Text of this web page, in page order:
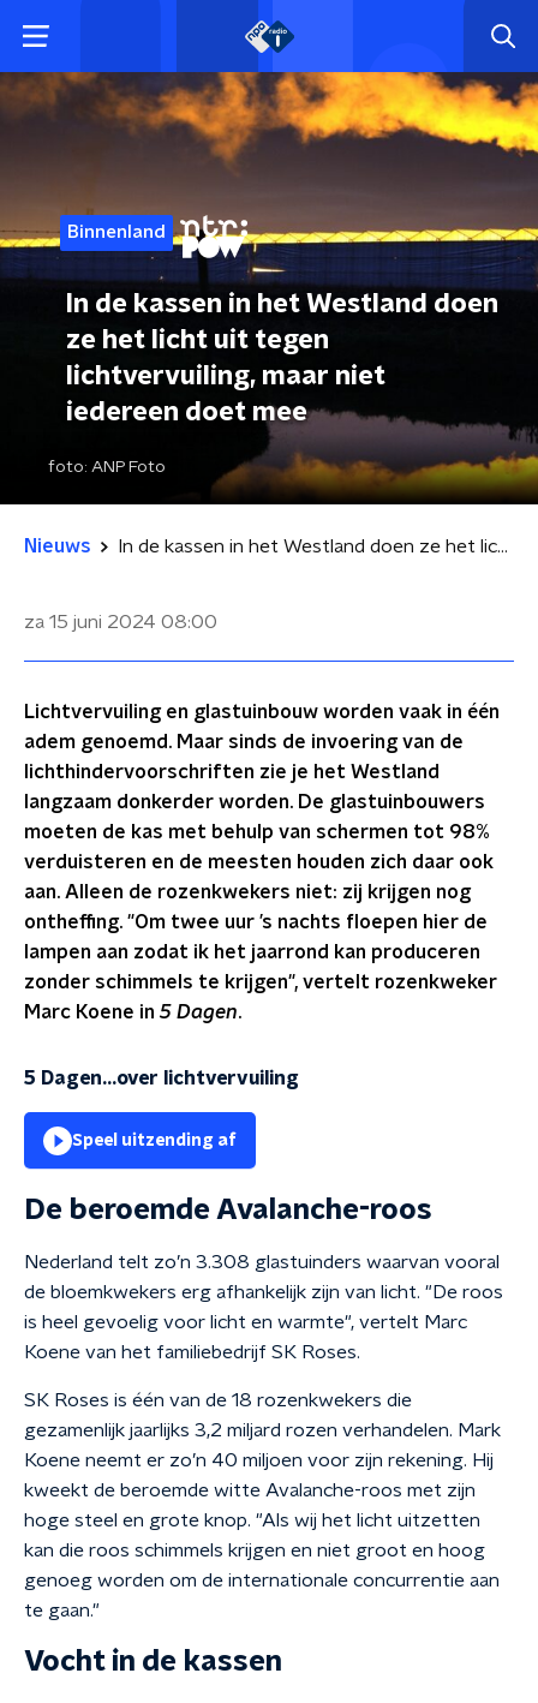
Binnenland
In de kassen in het Westland doen
ze het licht uit tegen
lichtvervuiling, maar niet
iedereen doet mee
foto: ANP Foto
Nieuws In de kassen in het Westland doen ze het licht uit tegen lichtvervuiling, maar niet iedereen doet mee
za 15 juni 2024 08:00
Lichtvervuiling en glastuinbouw worden vaak in één
adem genoemd. Maar sinds de invoering van de
lichthindervoorschriften zie je het Westland
langzaam donkerder worden. De glastuinbouwers
moeten de kas met behulp van schermen tot 98%
verduisteren en de meesten houden zich daar ook
aan. Alleen de rozenkwekers niet: zij krijgen nog
ontheffing. "Om twee uur ’s nachts floepen hier de
lampen aan zodat ik het jaarrond kan produceren
zonder schimmels te krijgen", vertelt rozenkweker
Marc Koene in 5 Dagen.
5 Dagen...over lichtvervuiling
Speel uitzending af
De beroemde Avalanche-roos
Nederland telt zo’n 3.308 glastuinders waarvan vooral
de bloemkwekers erg afhankelijk zijn van licht. "De roos
is heel gevoelig voor licht en warmte", vertelt Marc
Koene van het familiebedrijf SK Roses.
SK Roses is één van de 18 rozenkwekers die
gezamenlijk jaarlijks 3,2 miljard rozen verhandelen. Mark
Koene neemt er zo’n 40 miljoen voor zijn rekening. Hij
kweekt de beroemde witte Avalanche-roos met zijn
hoge steel en grote knop. "Als wij het licht uitzetten
kan die roos schimmels krijgen en niet groot en hoog
genoeg worden om de internationale concurrentie aan
te gaan."
Vocht in de kassen